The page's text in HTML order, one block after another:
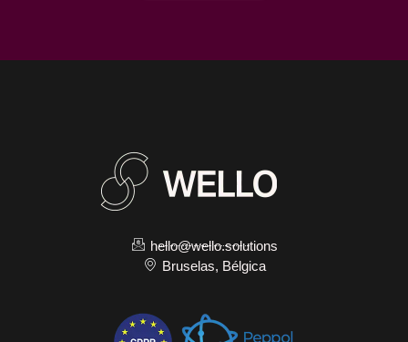
hello@wello.solutions
Bruselas, Bélgica